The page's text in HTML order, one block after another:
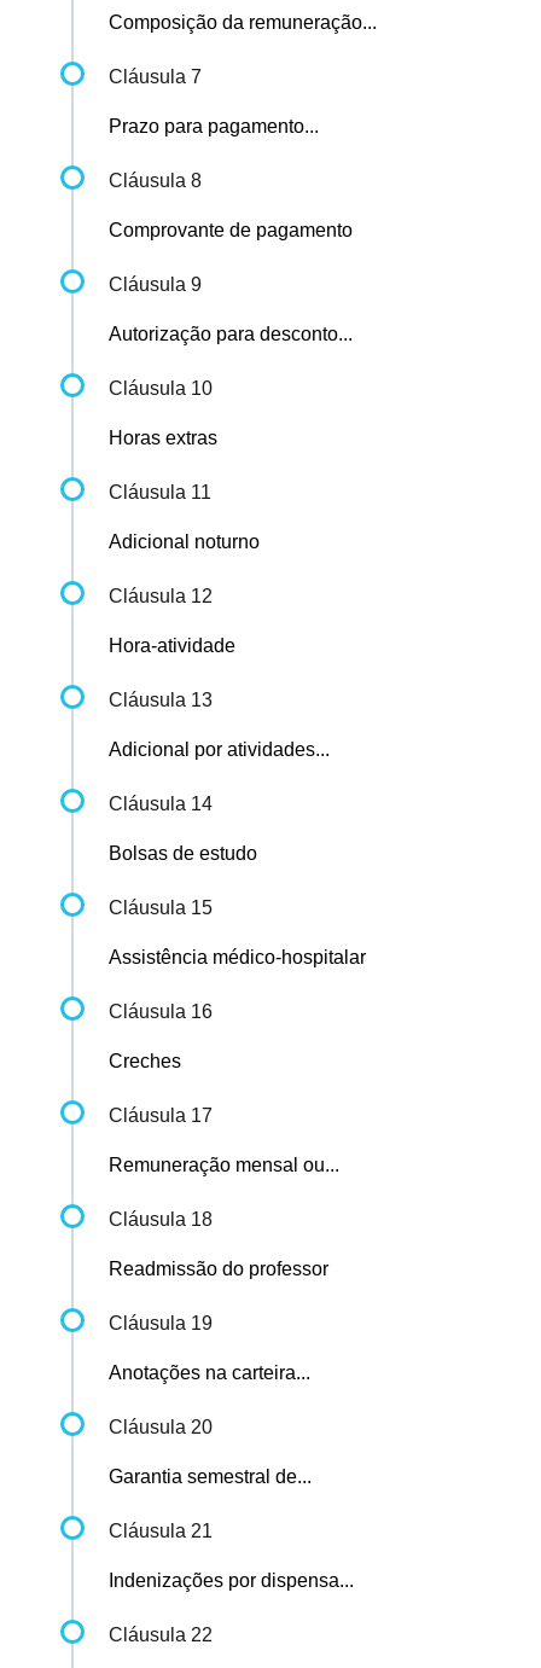
Composição da remuneração...
Cláusula 7
Prazo para pagamento...
Cláusula 8
Comprovante de pagamento
Cláusula 9
Autorização para desconto...
Cláusula 10
Horas extras
Cláusula 11
Adicional noturno
Cláusula 12
Hora-atividade
Cláusula 13
Adicional por atividades...
Cláusula 14
Bolsas de estudo
Cláusula 15
Assistência médico-hospitalar
Cláusula 16
Creches
Cláusula 17
Remuneração mensal ou...
Cláusula 18
Readmissão do professor
Cláusula 19
Anotações na carteira...
Cláusula 20
Garantia semestral de...
Cláusula 21
Indenizações por dispensa...
Cláusula 22